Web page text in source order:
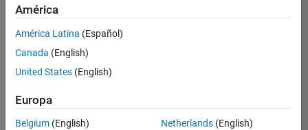
Technical Sales Engineering
Ordenar por
Guardar
empleos
seleccionados
América
América Latina (Español)
Canada (English)
United States (English)
Europa
Belgium (English)
Netherlands(English)